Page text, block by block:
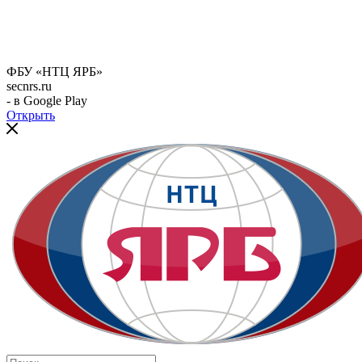
ФБУ «НТЦ ЯРБ»
secnrs.ru
- в Google Play
Открыть